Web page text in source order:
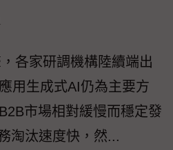
各家研調機構陸續端出
用生成式AI仍為主要方
市場相對緩慢而穩定發
淘汰速度快，然...